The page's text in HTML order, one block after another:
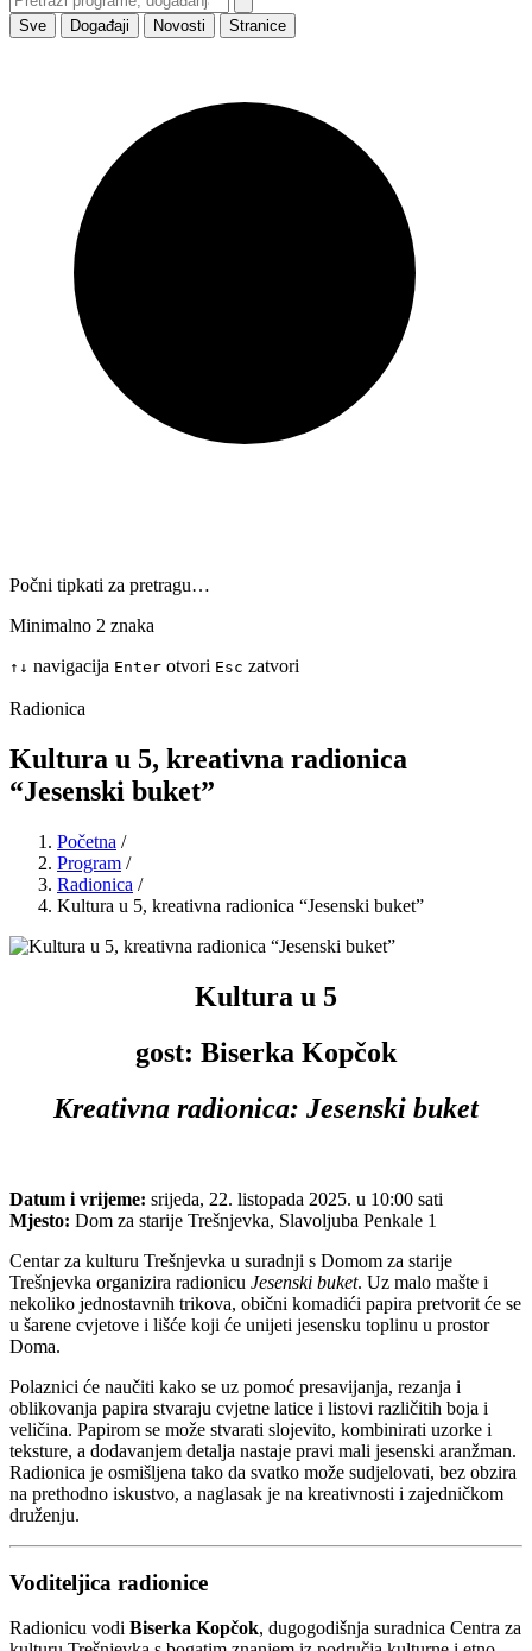
Sve Događaji Novosti Stranice
Počni tipkati za pretragu…
Minimalno 2 znaka
↑ ↓ navigacija Enter otvori Esc zatvori
Radionica
Kultura u 5, kreativna radionica
“Jesenski buket”
Početna /
Program /
Radionica /
Kultura u 5, kreativna radionica “Jesenski buket”
Kultura u 5
gost: Biserka Kopčok
Kreativna radionica: Jesenski buket
Datum i vrijeme: srijeda, 22. listopada 2025. u 10:00 sati
Mjesto: Dom za starije Trešnjevka, Slavoljuba Penkale 1
Centar za kulturu Trešnjevka u suradnji s Domom za starije
Trešnjevka organizira radionicu Jesenski buket. Uz malo mašte i
nekoliko jednostavnih trikova, obični komadići papira pretvorit će se
u šarene cvjetove i lišće koji će unijeti jesensku toplinu u prostor
Doma.
Polaznici će naučiti kako se uz pomoć presavijanja, rezanja i
oblikovanja papira stvaraju cvjetne latice i listovi različitih boja i
veličina. Papirom se može stvarati slojevito, kombinirati uzorke i
teksture, a dodavanjem detalja nastaje pravi mali jesenski aranžman.
Radionica je osmišljena tako da svatko može sudjelovati, bez obzira
na prethodno iskustvo, a naglasak je na kreativnosti i zajedničkom
druženju.
Voditeljica radionice
Radionicu vodi Biserka Kopčok, dugogodišnja suradnica Centra za